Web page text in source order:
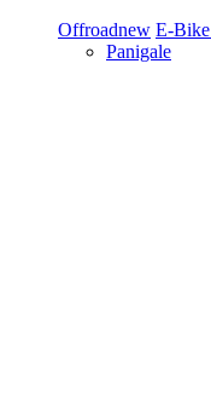
Offroadnew E-Bike
Panigale